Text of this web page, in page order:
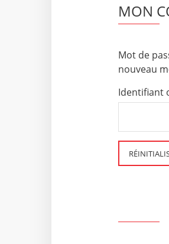
MON
Mot de
nouveau
Identifiant